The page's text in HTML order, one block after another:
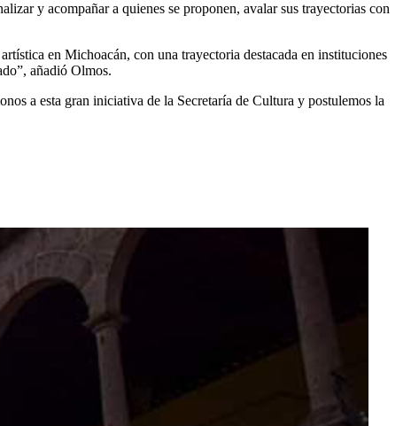
y acompañar a quienes se proponen, avalar sus trayectorias con
en Michoacán, con una trayectoria destacada en instituciones
añadió Olmos.
a esta gran iniciativa de la Secretaría de Cultura y postulemos la